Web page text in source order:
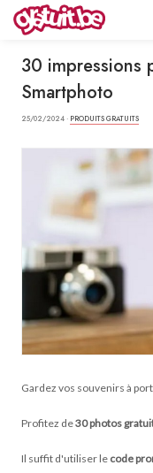
30 impressions
Smartphoto
25/02/2024 · PRODUITS GRATUITS
Gardez vos souvenirs à
Profitez de30 photos
Il suffit d'utiliser le code